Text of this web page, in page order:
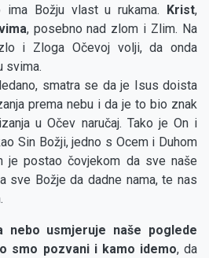
ima Božju vlast u rukama. Krist,
, posebno nad zlom i Zlim. Na
i Zloga Očevoj volji, da onda
svima.
smatra se da je Isus doista
prema nebu i da je to bio znak
u Očev naručaj. Tako je On i
Sin Božji, jedno s Ocem i Duhom
je postao čovjekom da sve naše
sve Božje da dadne nama, te nas
nebo usmjeruje naše poglede
smo pozvani i kamo idemo, da